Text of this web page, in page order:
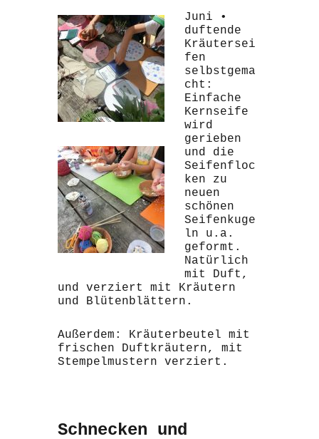
Juni •
duftende
Kräutersei
fen
selbstgema
cht:
Einfache
Kernseife
wird
gerieben
und die
Seifenfloc
ken zu
neuen
schönen
Seifenkuge
ln u.a.
geformt.
Natürlich
mit Duft,
und verziert mit Kräutern
und Blütenblättern.
Außerdem: Kräuterbeutel mit
frischen Duftkräutern, mit
Stempelmustern verziert.
Schnecken und